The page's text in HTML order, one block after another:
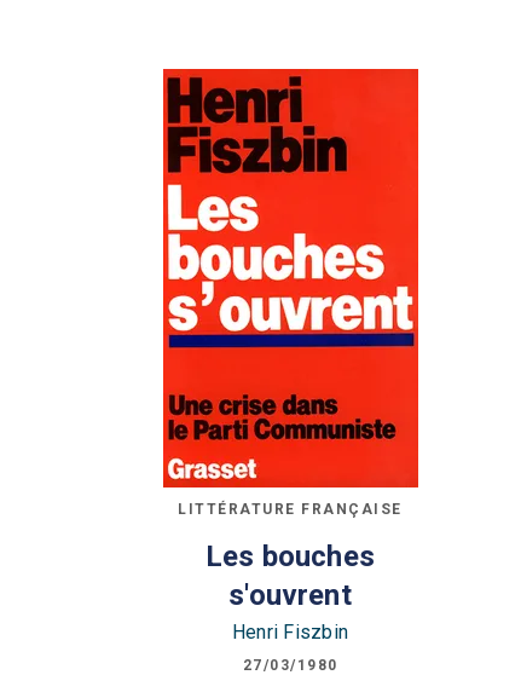
LITTÉRATURE FRANÇAISE
Les bouches
s'ouvrent
Henri Fiszbin
27/03/1980